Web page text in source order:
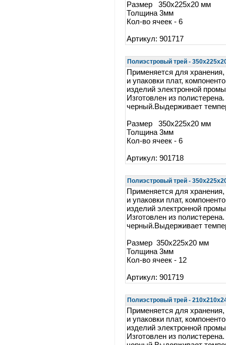
Размер 350x225x20 мм
Толщина 3мм
Кол-во ячеек - 6
Артикул: 901717
Полиэстровый трей -
Применяется для хранения,
и упаковки плат,
изделий электронной
Изготовлен из
черный.Выдерживает
Размер 350x225x20 мм
Толщина 3мм
Кол-во ячеек - 6
Артикул: 901718
Полиэстровый трей -
Применяется для хранения,
и упаковки плат,
изделий электронной
Изготовлен из
черный.Выдерживает
Размер 350x225x20 мм
Толщина 3мм
Кол-во ячеек - 12
Артикул: 901719
Полиэстровый трей -
Применяется для хранения,
и упаковки плат,
изделий электронной
Изготовлен из